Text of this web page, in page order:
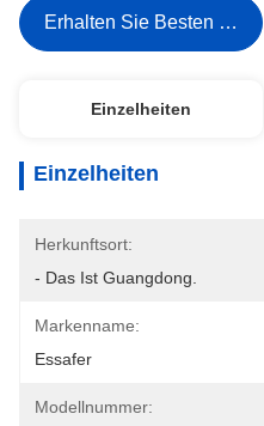
Erhalten Sie Besten Preis
Einzelheiten
Einzelheiten
Herkunftsort:
- Das Ist Guangdong.
Markenname:
Essafer
Modellnummer: